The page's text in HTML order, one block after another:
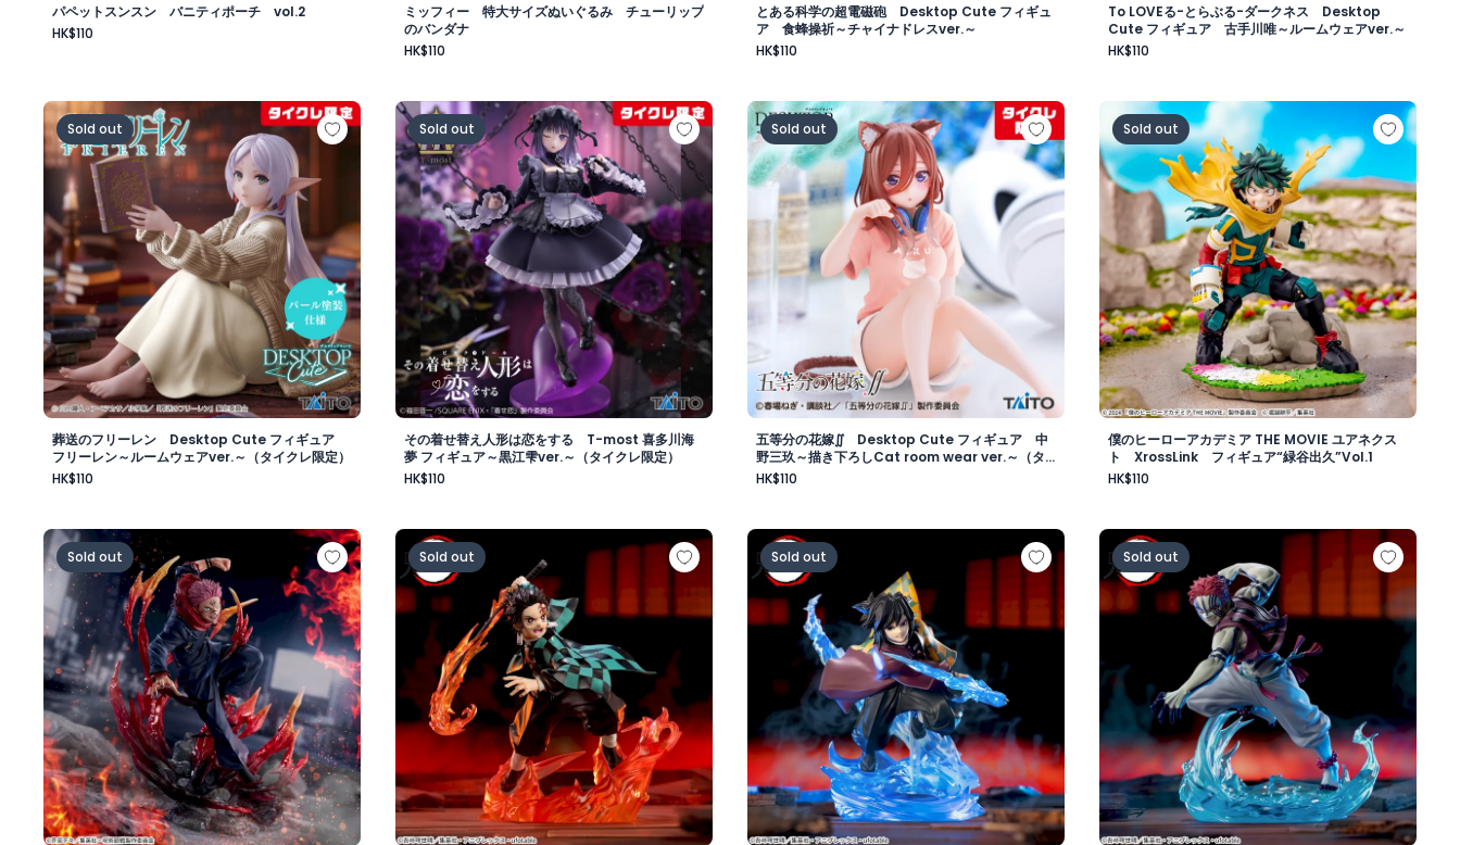
パペットスンスン バニティポーチ vol.2
HK$110
ミッフィー 特大サイズぬいぐるみ チューリップ
のバンダナ
HK$110
とある科学の超電磁砲 Desktop Cute フィギュ
ア 食蜂操祈～チャイナドレスver.～
HK$110
To LOVEる-とらぶる-ダークネス Desktop
Cute フィギュア 古手川唯～ルームウェアver.～
HK$110
葬送のフリーレン Desktop Cute フィギュア フリーレン～ルームウェアver.～（タイクレ限定）
Sold out
葬送のフリーレン Desktop Cute フィギュア
フリーレン～ルームウェアver.～（タイクレ限定）
HK$110
その着せ替え人形は恋をする T-most 喜多川海夢 フィギュア～黒江雫ver.～（タイクレ限定）
Sold out
その着せ替え人形は恋をする T-most 喜多川海
夢 フィギュア～黒江雫ver.～（タイクレ限定）
HK$110
五等分の花嫁∬ Desktop Cute フィギュア 中野三玖～描き下ろしCat room wear ver.
Sold out
五等分の花嫁∬ Desktop Cute フィギュア 中
野三玖～描き下ろしCat room wear ver.～（タ
イクレ限定）
HK$110
僕のヒーローアカデミア THE MOVIE ユア
Sold out
僕のヒーローアカデミア THE MOVIE ユアネクス
ト XrossLink フィギュア“緑谷出久”Vol.1
HK$110
呪術廻戦 FIGURIZMα “宿儺”
Sold out
アニメ「鬼滅の刃」 XrossLink フィギュア“竈門炭治郎”－無限城編－
Sold out
アニメ「鬼滅の刃」 XrossLink フィギュア“冨岡義勇”－無限城編－
Sold out
アニメ「鬼滅の刃」 XrossLink フィギュア“
Sold out